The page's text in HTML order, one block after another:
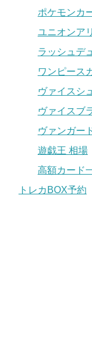
ポケモンカ
ユニオンア
ラッシュデ
ワンピース
ヴァイスシ
ヴァイスブ
ヴァンガー
遊戯王 相場
高額カード
トレカBOX予約